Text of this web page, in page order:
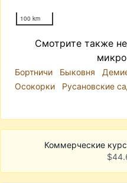
100 km
Смотрите также
Бортничи Быковня
Осокорки
Русановские
Коммерческие
$